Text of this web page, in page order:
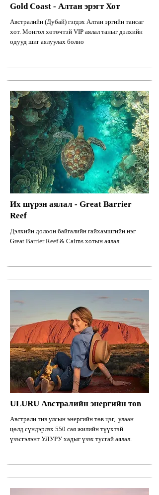
Gold Coast - Алтан эрэгт Хот
Австралийн (Дубай) гэгдэх Алтан эргийн тансаг
хот. Монгол хөтөчтэй VIP аялал таныг дэлхийн
одууд шиг аялуулах болно
Их шүрэн аялал - Great Barrier
Reef
Дэлхийн долоон байгалийн гайхамшгийн нэг
Great Barrier Reef & Cairns хотын аялал.
ULURU Австралийн энергийн төв
Австрали тив улсын энергийн төв цэг, улаан
цөлд сүндэрлэх 550 сая жилийн түүхтэй
үзэсгэлэнт УЛУРУ хадыг үзэх тусгай аялал.